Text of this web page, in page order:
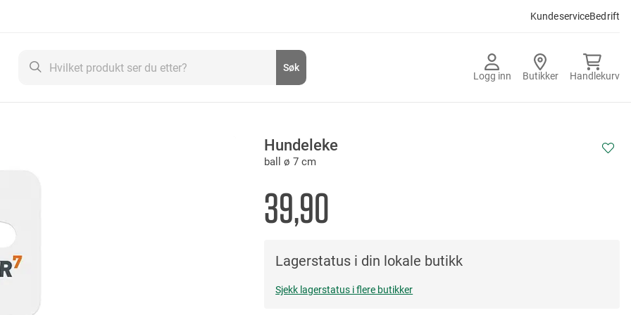
KundeserviceBedrift
Logg inn Butikker Handlekurv
Søk
Hundeleke
ball ø 7 cm
39,90
Lagerstatus i din lokale butikk
Sjekk lagerstatus i flere butikker